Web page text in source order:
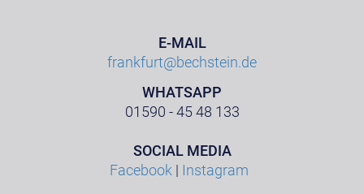
E-MAIL
frankfurt@bechstein.de
WHATSAPP
01590 - 45 48 133
SOCIAL MEDIA
Facebook | Instagram